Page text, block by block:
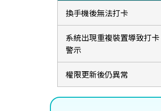
換手機後無法打卡
系統出現重複裝置導致打卡
警示
權限更新後仍異常